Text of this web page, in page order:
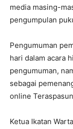
media masing-
pengumpulan
Pengumuman
hari dalam acara
pengumuman,
sebagai
online
Ketua Ikatan